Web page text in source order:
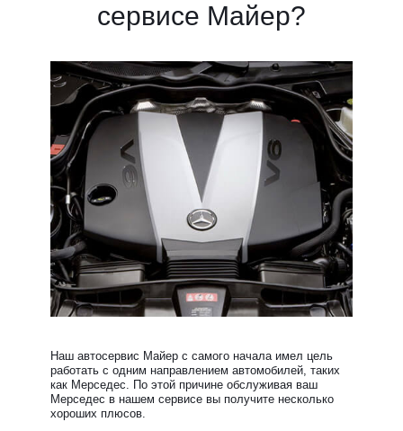
сервисе Майер?
Наш автосервис Майер с самого начала имел цель
работать с одним направлением автомобилей, таких
как Мерседес. По этой причине обслуживая ваш
Мерседес в нашем сервисе вы получите несколько
хороших плюсов.